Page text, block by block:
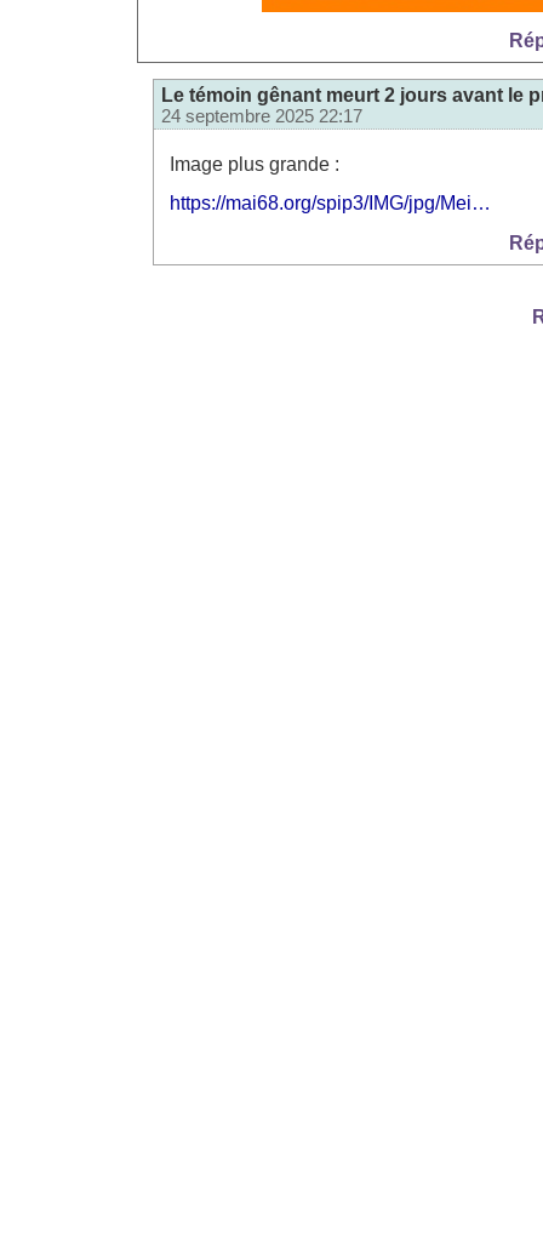
Le témoin gênant meurt 2 jours avant le
24 septembre 2025 22:17
Image plus grande :
https://mai68.org/spip3/IMG/jpg/Mei…